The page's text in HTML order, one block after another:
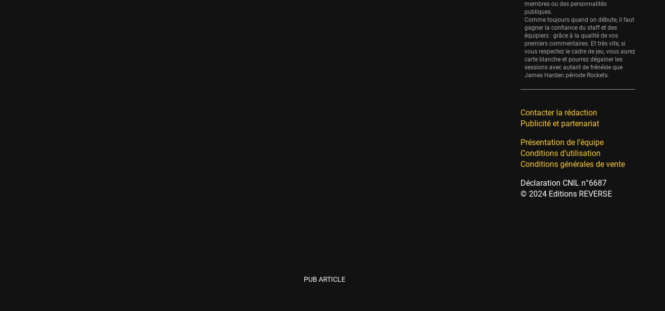
PUB ARTICLE
Toronto Raptors
18 sessions
REVERSE
11 sessions
Bleues
0 sessions
membres ou des personnalités
publiques.
Comme toujours quand on débute, il faut
gagner la confiance du staff et des
équipiers : grâce à la qualité de vos
premiers commentaires. Et très vite, si
vous respectez le cadre de jeu, vous aurez
carte blanche et pourrez dégainer les
sessions avec autant de frénésie que
James Harden période Rockets.
Contacter la rédaction
Publicité et partenariat
Présentation de l’équipe
Conditions d’utilisation
Conditions générales de vente
Déclaration CNIL n°6687
© 2024 Editions REVERSE